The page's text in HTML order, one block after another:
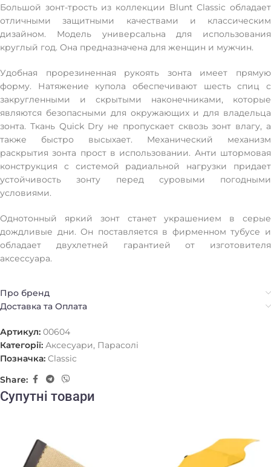
Большой зонт-трость из коллекции Blunt Classic обладает
отличными защитными качествами и классическим
дизайном. Модель универсальна для использования
круглый год. Она предназначена для женщин и мужчин.
Удобная прорезиненная рукоять зонта имеет прямую
форму. Натяжение купола обеспечивают шесть спиц с
закругленными и скрытыми наконечниками, которые
являются безопасными для окружающих и для владельца
зонта. Ткань Quick Dry не пропускает сквозь зонт влагу, а
также быстро высыхает. Механический механизм
раскрытия зонта прост в использовании. Анти штормовая
конструкция с системой радиальной нагрузки придает
устойчивость зонту перед суровыми погодными
условиями.
Однотонный яркий зонт станет украшением в серые
дождливые дни. Он поставляется в фирменном тубусе и
обладает двухлетней гарантией от изготовителя
аксессуара.
Про бренд
Доставка та Оплата
Артикул: 00604
Категорії: Аксесуари, Парасолі
Позначка: Classic
Share:
Супутні товари